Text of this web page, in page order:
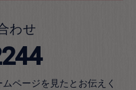
わせ
ページを見たとお伝えく